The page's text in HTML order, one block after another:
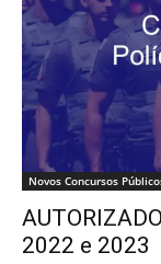
Novos Concursos
2022 e 2023